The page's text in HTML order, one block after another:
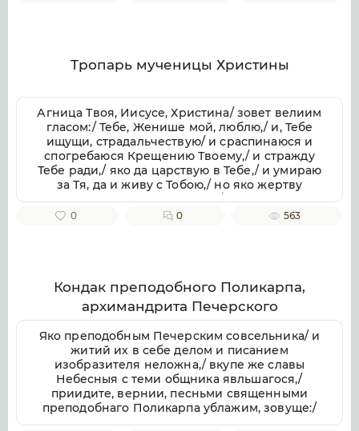
Тропарь мученицы Христины
Агница Твоя, Иисусе, Христина/ зовет велиим
гласом:/ Тебе, Женише мой, люблю,/ и, Тебе
ищущи, страдальчествую/ и сраспинаюся и
спогребаюся Крещению Твоему,/ и стражду
Тебе ради,/ яко да царствую в Тебе,/ и умираю
за Тя, да и живу с Тобою,/ но яко жертву
непорочную приими мя,/ с любовию
пожершуюся Тебе.// Тоя молитвами, яко
0 0 563
Кондак преподобного Поликарпа,
архимандрита Печерского
Яко преподобным Печерским совсельника/ и
житий их в себе делом и писанием
изобразителя неложна,/ вкупе же славы
Небесныя с теми общника явльшагося,/
приидите, вернии, песньми священными
преподобнаго Поликарпа ублажим, зовуще:/
радуйся, архимандритов Печерских похвало.